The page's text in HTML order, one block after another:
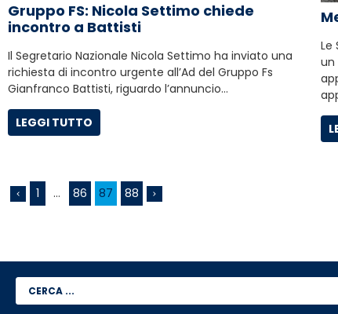
Gruppo FS: Nicola Settimo chiede
incontro a Battisti
Il Segretario Nazionale Nicola Settimo ha inviato una
richiesta di incontro urgente all’Ad del Gruppo Fs
Gianfranco Battisti, riguardo l’annuncio…
LEGGI TUTTO
Le
un
1 … 86 87 88